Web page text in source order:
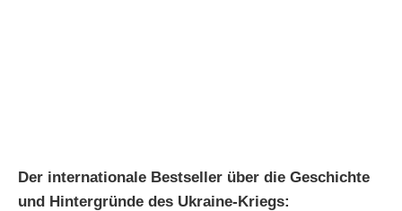
Der internationale Bestseller über die Geschichte
und Hintergründe des Ukraine-Kriegs: